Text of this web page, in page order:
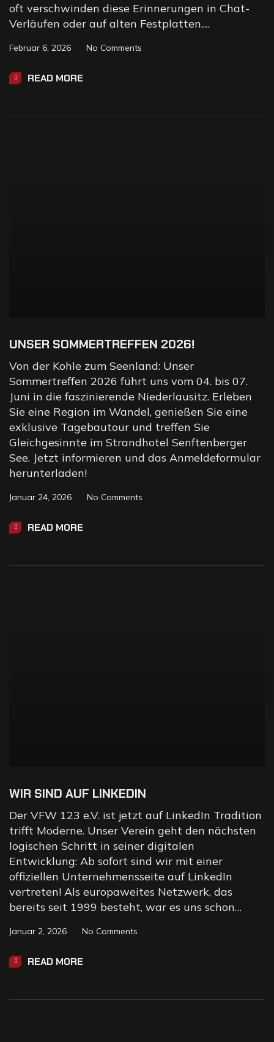
oft verschwinden diese Erinnerungen in Chat-
Verläufen oder auf alten Festplatten.…
Februar 6, 2026 No Comments
READ MORE
UNSER SOMMERTREFFEN 2026!
Von der Kohle zum Seenland: Unser
Sommertreffen 2026 führt uns vom 04. bis 07.
Juni in die faszinierende Niederlausitz. Erleben
Sie eine Region im Wandel, genießen Sie eine
exklusive Tagebautour und treffen Sie
Gleichgesinnte im Strandhotel Senftenberger
See. Jetzt informieren und das Anmeldeformular
herunterladen!
Januar 24, 2026 No Comments
READ MORE
WIR SIND AUF LINKEDIN
Der VFW 123 e.V. ist jetzt auf LinkedIn Tradition
trifft Moderne. Unser Verein geht den nächsten
logischen Schritt in seiner digitalen
Entwicklung: Ab sofort sind wir mit einer
offiziellen Unternehmensseite auf LinkedIn
vertreten! Als europaweites Netzwerk, das
bereits seit 1999 besteht, war es uns schon…
Januar 2, 2026 No Comments
READ MORE